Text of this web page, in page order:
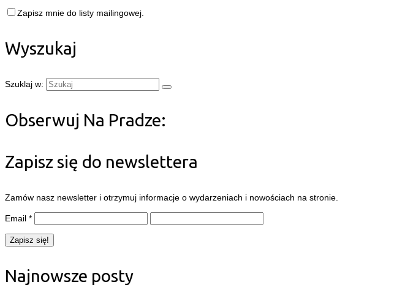
Zapisz mnie do listy mailingowej.
Wyszukaj
Szuklaj w:
Obserwuj Na Pradze:
Zapisz się do newslettera
Zamów nasz newsletter i otrzymuj informacje o wydarzeniach i nowościach na stronie.
Email *
Najnowsze posty